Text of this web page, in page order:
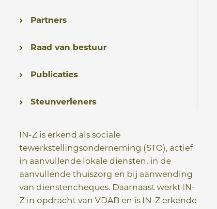
Partners
Raad van bestuur
Publicaties
Steunverleners
IN-Z is erkend als sociale
tewerkstellingsonderneming (STO), actief
in aanvullende lokale diensten, in de
aanvullende thuiszorg en bij aanwending
van dienstencheques. Daarnaast werkt IN-
Z in opdracht van VDAB en is IN-Z erkende